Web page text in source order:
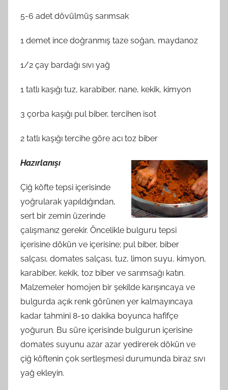
5-6 adet dövülmüş sarımsak
1 demet ince doğranmış taze soğan, maydanoz
1/2 çay bardağı sıvı yağ
1 tatlı kaşığı tuz, karabiber, nane, kekik, kimyon
3 çorba kaşığı pul biber, tercihen isot
2 tatlı kaşığı tercihe göre acı toz biber
Hazırlanışı
Çiğ köfte tepsi içerisinde
yoğrularak yapıldığından,
sert bir zemin üzerinde
çalışmanız gerekir. Öncelikle bulguru tepsi
içerisine dökün ve içerisine; pul biber, biber
salçası, domates salçası, tuz, limon suyu, kimyon,
karabiber, kekik, toz biber ve sarımsağı katın.
Malzemeler homojen bir şekilde karışıncaya ve
bulgurda açık renk görünen yer kalmayıncaya
kadar tahmini 8-10 dakika boyunca hafifçe
yoğurun. Bu süre içerisinde bulgurun içerisine
domates suyunu azar azar yedirerek dökün ve
çiğ köftenin çok sertleşmesi durumunda biraz sıvı
yağ ekleyin.